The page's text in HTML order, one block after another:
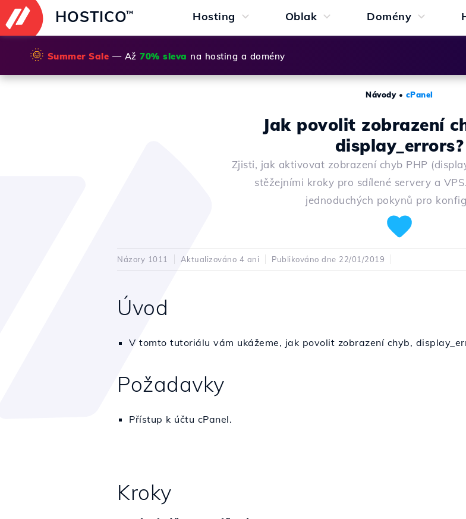
HOSTICO™ Hosting Oblak Domény
🌞 Summer Sale — Až 70% sleva na hosting a domény
Návody• cPanel
Jak povolit zobrazení
display_errors?
Zjisti, jak aktivovat zobrazení chyb PHP
stěžejními kroky pro sdílené servery a
jednoduchých pokynů pro
Názory 1011 Aktualizováno 4 ani Publikováno dne 22/01/2019
Úvod
V tomto tutoriálu vám ukážeme, jak povolit zobrazení chyb,
Požadavky
Přístup k účtu cPanel.
Kroky